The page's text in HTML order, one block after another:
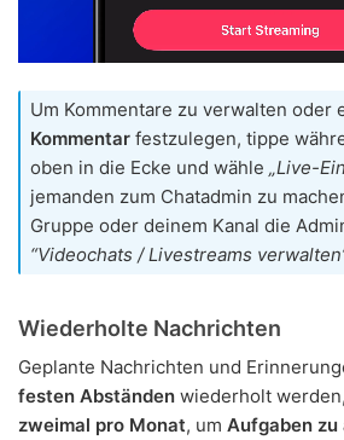
Um Kommentare zu verwalten oder
Kommentar festzulegen, tippe
oben in die Ecke und wähle „Live-
jemanden zum Chatadmin zu
Gruppe oder deinem Kanal die
“Videochats / Livestreams
Wiederholte Nachrichten
Geplante Nachrichten und
festen Abständen wiederholt
zweimal pro Monat, um Aufgaben